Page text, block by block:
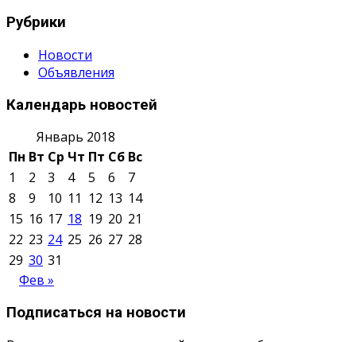
Рубрики
Новости
Объявления
Календарь новостей
Январь 2018
Пн Вт Ср Чт Пт Сб Вс
1
2 3 4 5 6
7
8
9 10 11 12 13 14
15 16 17 18 19 20 21
22 23 24 25 26 27 28
29 30 31
Фев »
Подписаться на новости